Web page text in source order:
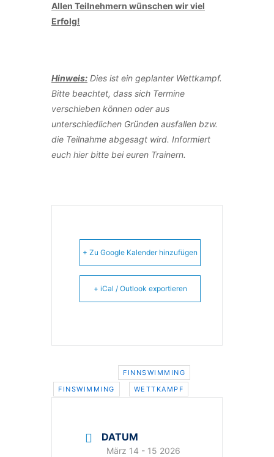
Allen Teilnehmern wünschen wir viel
Erfolg!
Hinweis: Dies ist ein geplanter Wettkampf.
Bitte beachtet, dass sich Termine
verschieben können oder aus
unterschiedlichen Gründen ausfallen bzw.
die Teilnahme abgesagt wird. Informiert
euch hier bitte bei euren Trainern.
+ Zu Google Kalender hinzufügen
+ iCal / Outlook exportieren
FINNSWIMMING
FINSWIMMING WETTKAMPF
DATUM
März 14 - 15 2026